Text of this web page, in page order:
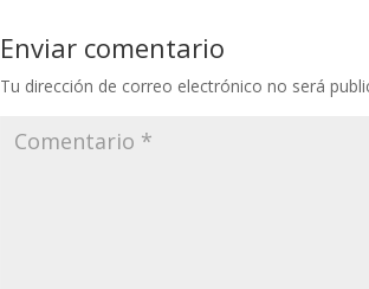
Enviar comentario
Tu dirección de correo electrónico no será